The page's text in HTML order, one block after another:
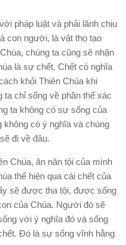
pháp luật và phải lãnh chịu
con người, là vật thọ tạo
chúng ta cũng sẽ nhận
là sự chết. Chết có nghĩa
khỏi Thiên Chúa khi
ta chỉ sống về phần thể xác
ta không có sự sống của
có ý nghĩa và chúng
đi về đâu.
Chúa, ăn năn tội của mình
thể hiện qua cái chết của
sẽ được tha tội, được sống
của Chúa. Người đó sẽ
với ý nghĩa đó và sống
Đó là sự sống vĩnh hằng